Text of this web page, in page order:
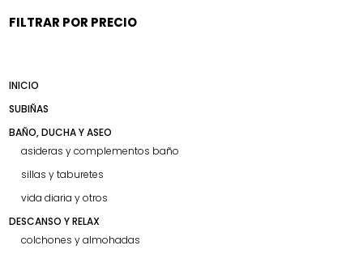
FILTRAR POR PRECIO
INICIO
SUBIÑAS
BAÑO, DUCHA Y ASEO
asideras y complementos baño
sillas y taburetes
vida diaria y otros
DESCANSO Y RELAX
colchones y almohadas